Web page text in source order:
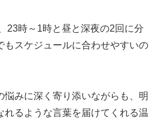
23時～1時と昼と深夜の2回に分
もスケジュールに合わせやすいの
悩みに深く寄り添いながらも、明
れるような言葉を届けてくれる温